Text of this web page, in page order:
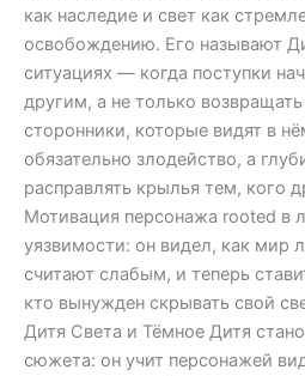
как наследие и свет как
освобождению. Его называют
ситуациях — когда поступки
другим, а не только
сторонники, которые видят в
обязательно злодейство, а
расправлять крылья тем, кого
Мотивация персонажа rooted в
уязвимости: он видел, как мир
считают слабым, и теперь
кто вынужден скрывать свой
Дитя Света и Тёмное Дитя
сюжета: он учит персонажей